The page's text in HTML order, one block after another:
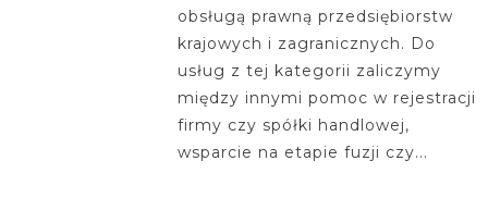
obsługą prawną przedsiębiorstw
krajowych i zagranicznych. Do
usług z tej kategorii zaliczymy
między innymi pomoc w rejestracji
firmy czy spółki handlowej,
wsparcie na etapie fuzji czy...